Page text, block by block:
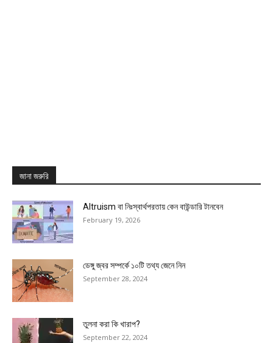
জানা জরুরি
Altruism বা নিঃস্বার্থপরতায় কেন বাউন্ডারি টানবেন
February 19, 2026
ডেঙ্গু জ্বর সম্পর্কে ১০টি তথ্য জেনে নিন
September 28, 2024
তুলনা করা কি খারাপ?
September 22, 2024